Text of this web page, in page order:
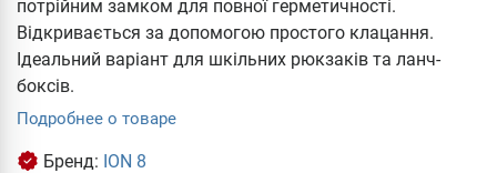
потрійним замком для повної герметичності.
Відкривається за допомогою простого клацання.
Ідеальний варіант для шкільних рюкзаків та ланч-
боксів.
Подробнее о товаре
Бренд: ION 8